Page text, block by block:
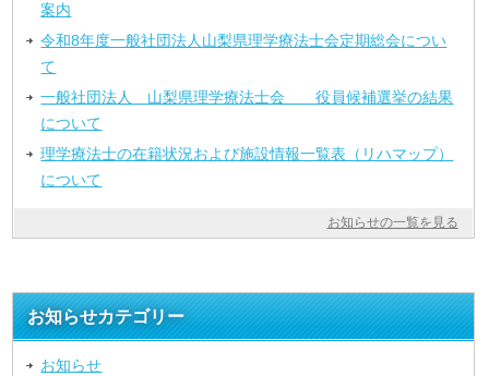
案内
令和8年度一般社団法人山梨県理学療法士会定期総会につい
て
一般社団法人 山梨県理学療法士会 役員候補選挙の結果
について
理学療法士の在籍状況および施設情報一覧表（リハマップ）
について
お知らせの一覧を見る
お知らせカテゴリー
お知らせ